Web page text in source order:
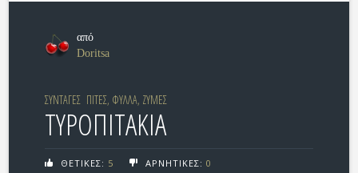
από
Doritsa
ΣΥΝΤΑΓΕΣ ΠΙΤΕΣ, ΦΥΛΛΑ, ΖΥΜΕΣ
ΤΥΡΟΠΙΤΑΚΙΑ
ΘΕΤΙΚΕΣ: 5 ΑΡΝΗΤΙΚΕΣ: 0